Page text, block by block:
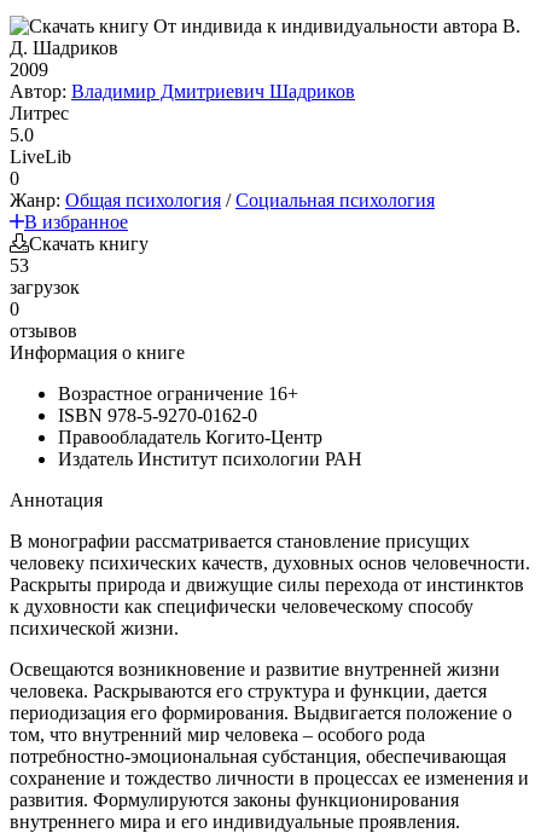
2009
Автор: Владимир Дмитриевич Шадриков
Литрес
5.0
LiveLib
0
Жанр: Общая психология /Социальная психология
В избранное
Скачать книгу
53
загрузок
0
отзывов
Информация о книге
Возрастное ограничение 16+
ISBN 978-5-9270-0162-0
Правообладатель Когито-Центр
Издатель Институт психологии РАН
Аннотация
В монографии рассматривается становление присущих
человеку психических качеств, духовных основ человечности.
Раскрыты природа и движущие силы перехода от инстинктов
к духовности как специфически человеческому способу
психической жизни.
Освещаются возникновение и развитие внутренней жизни
человека. Раскрываются его структура и функции, дается
периодизация его формирования. Выдвигается положение о
том, что внутренний мир человека – особого рода
потребностно-эмоциональная субстанция, обеспечивающая
сохранение и тождество личности в процессах ее изменения и
развития. Формулируются законы функционирования
внутреннего мира и его индивидуальные проявления.